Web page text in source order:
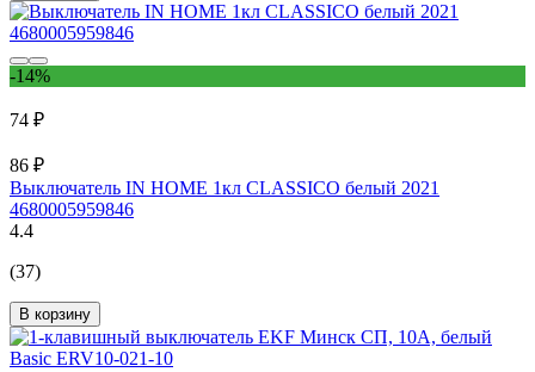
-14%
74 ₽
86 ₽
Выключатель IN HOME 1кл CLASSICO белый 2021
4680005959846
4.4
(37)
В корзину